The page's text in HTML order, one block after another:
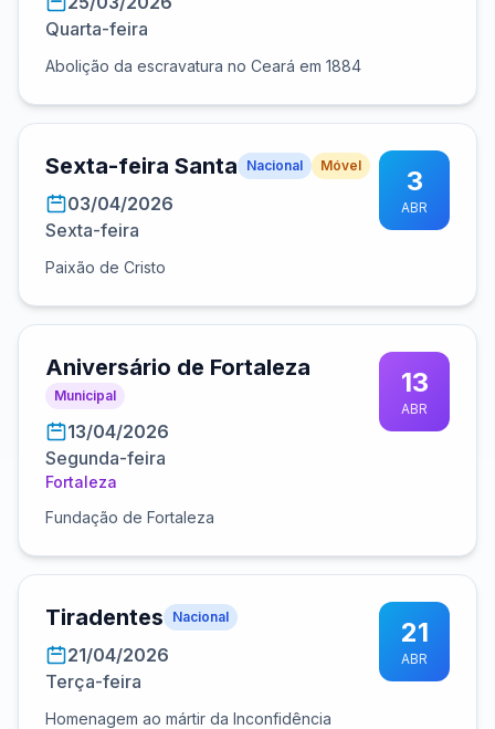
Quarta-feira
Abolição da escravatura no Ceará em 1884
Sexta-feira Santa Nacional Móvel
03/04/2026
Sexta-feira
Paixão de Cristo
3
ABR
Aniversário de Fortaleza
Municipal
13/04/2026
Segunda-feira
Fortaleza
Fundação de Fortaleza
13
ABR
Tiradentes Nacional
21/04/2026
Terça-feira
Homenagem ao mártir da Inconfidência
21
ABR